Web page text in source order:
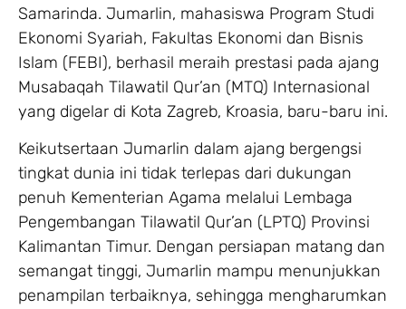
Samarinda. Jumarlin, mahasiswa Program Studi
Ekonomi Syariah, Fakultas Ekonomi dan Bisnis
Islam (FEBI), berhasil meraih prestasi pada ajang
Musabaqah Tilawatil Qur’an (MTQ) Internasional
yang digelar di Kota Zagreb, Kroasia, baru-baru ini.
Keikutsertaan Jumarlin dalam ajang bergengsi
tingkat dunia ini tidak terlepas dari dukungan
penuh Kementerian Agama melalui Lembaga
Pengembangan Tilawatil Qur’an (LPTQ) Provinsi
Kalimantan Timur. Dengan persiapan matang dan
semangat tinggi, Jumarlin mampu menunjukkan
penampilan terbaiknya, sehingga mengharumkan